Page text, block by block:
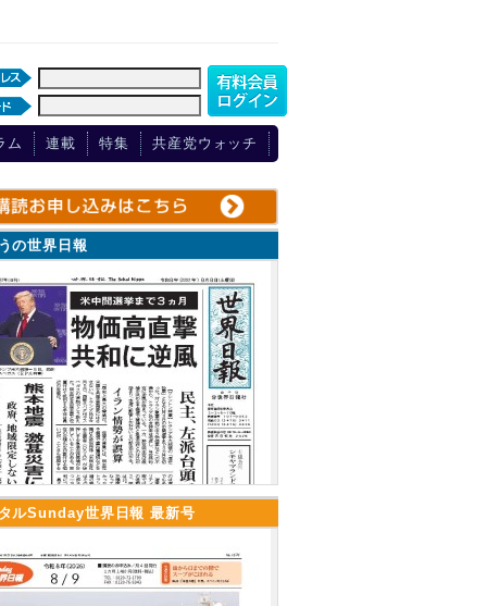
ム 連載 特集 共産党ウォッチ
の世界日報
ルSunday世界日報 最新号